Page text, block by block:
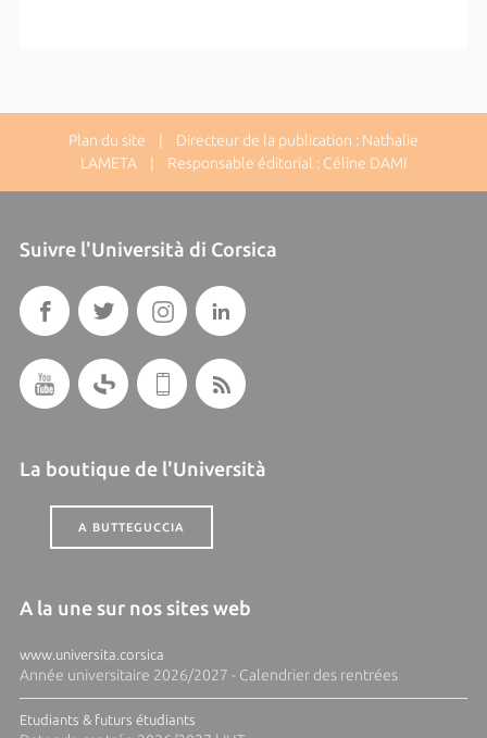
Plan du site | Directeur de la publication : Nathalie
LAMETA | Responsable éditorial : Céline DAMI
Suivre l'Università di Corsica
La boutique de l'Università
A BUTTEGUCCIA
A la une sur nos sites web
www.universita.corsica
Année universitaire 2026/2027 - Calendrier des rentrées
Etudiants & futurs étudiants